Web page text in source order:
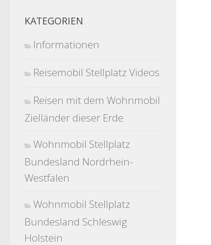
KATEGORIEN
Informationen
Reisemobil Stellplatz Videos
Reisen mit dem Wohnmobil
Zielländer dieser Erde
Wohnmobil Stellplatz
Bundesland Nordrhein-
Westfalen
Wohnmobil Stellplatz
Bundesland Schleswig
Holstein